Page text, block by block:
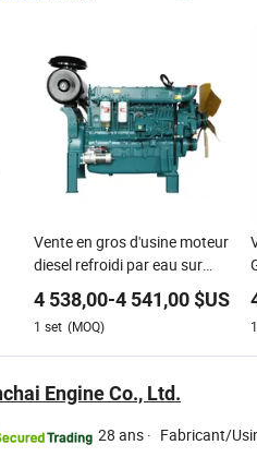
Vente en gros d'usine moteur
diesel refroidi par eau sur
mesure / moteur diesel à six
cylindres utilisé pour des
groupes électrogènes à prix
compétitif
4 538,00-4 541,00$US
1 set (MOQ) 1
Engine Co., Ltd.
28 ans · Fabricant/